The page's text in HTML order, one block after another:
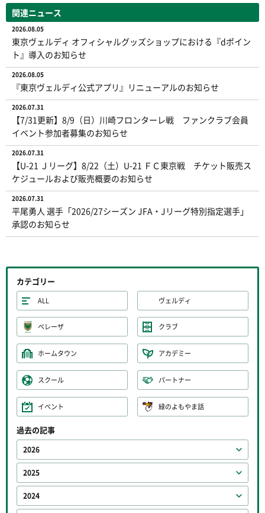
関連ニュース
2026.08.05
東京ヴェルディ オフィシャルグッズショップにおける『dポイン
ト』導入のお知らせ
2026.08.05
『東京ヴェルディ公式アプリ』リニューアルのお知らせ
2026.07.31
【7/31更新】8/9（日）川崎フロンターレ戦 ファンクラブ会員
イベント参加者募集のお知らせ
2026.07.31
【U-21 Ｊリーグ】8/22（土）U-21 ＦＣ東京戦 チケット販売ス
ケジュールおよび販売概要のお知らせ
2026.07.31
平尾勇人 選手「2026/27シーズン JFA・Jリーグ特別指定選手」
承認のお知らせ
カテゴリー
ALL ヴェルディ
ベレーザ クラブ
ホームタウン アカデミー
スクール パートナー
イベント 緑のよもやま話
過去の記事
2026
2025
2024